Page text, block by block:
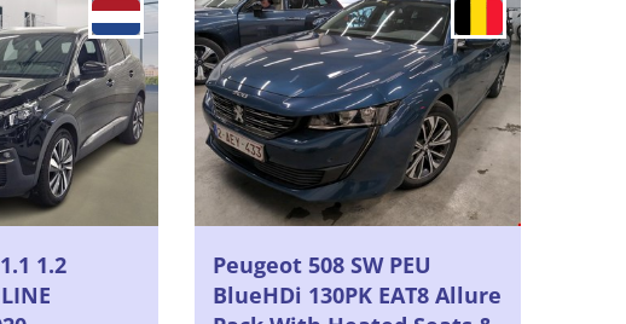
1.2
Peugeot 508 SW PEU
BlueHDi 130PK EAT8 Allure